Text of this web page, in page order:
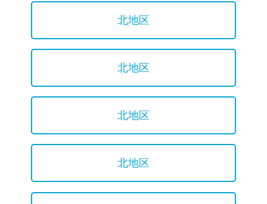
北地区
北地区
北地区
北地区